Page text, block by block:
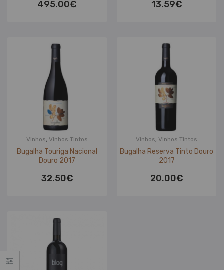
495.00€ 13.59€
Vinhos Vinhos Tintos
Bugalha Touriga Nacional
Douro 2017
32.50€
Vinhos Vinhos Tintos
Bugalha Reserva Tinto Douro
2017
20.00€